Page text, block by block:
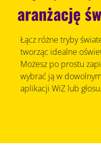
aranżację
Łącz różne tryby
tworząc idealne
Możesz po prostu
wybrać ją w
aplikacji WiZ lub głosu.